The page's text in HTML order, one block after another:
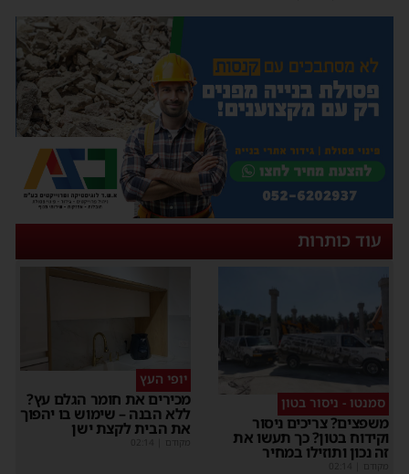
עוד כותרות
סמנטו - ניסור בטון
משפצים? צריכים ניסור
וקידוח בטון? כך תעשו את
זה נכון ותוזילו במחיר
מקודם
יופי העץ
מכירים את חומר הגלם עץ?
ללא הבנה – שימוש בו יהפוך
את הבית לקצת ישן
מקודם